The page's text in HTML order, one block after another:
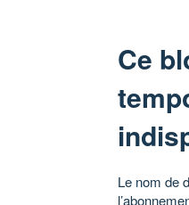
Ce
Le nom de